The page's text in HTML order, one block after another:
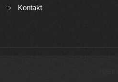
Kontakt